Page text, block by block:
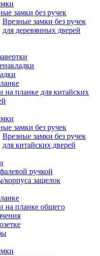
замки без ручек
Врезные замки без ручек
для деревянных дверей
на планке для китайских
замки без ручек
Врезные замки без ручек
для китайских дверей
ручкой
защелок
на планке общего